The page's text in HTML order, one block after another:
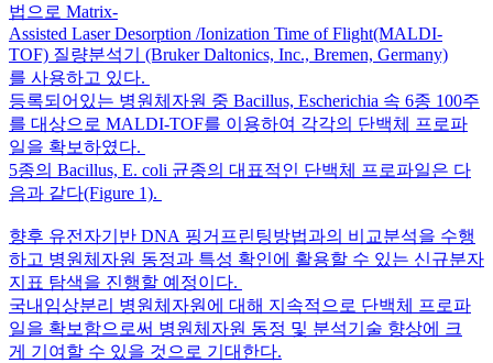
법으로 Matrix-
Assisted Laser Desorption /Ionization Time of Flight(MALDI-
TOF) 질량분석기 (Bruker Daltonics, Inc., Bremen, Germany)
를 사용하고 있다.
등록되어있는 병원체자원 중 Bacillus, Escherichia 속 6종 100주
를 대상으로 MALDI-TOF를 이용하여 각각의 단백체 프로파
일을 확보하였다.
5종의 Bacillus, E. coli 균종의 대표적인 단백체 프로파일은 다
음과 같다(Figure 1).
향후 유전자기반 DNA 핑거프린팅방법과의 비교분석을 수행
하고 병원체자원 동정과 특성 확인에 활용할 수 있는 신규분자
지표 탐색을 진행할 예정이다.
국내임상분리 병원체자원에 대해 지속적으로 단백체 프로파
일을 확보함으로써 병원체자원 동정 및 분석기술 향상에 크
게 기여할 수 있을 것으로 기대한다.